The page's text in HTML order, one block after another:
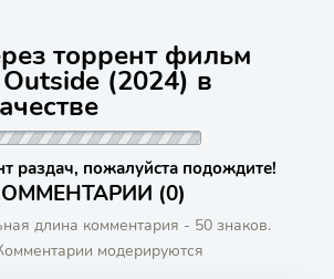
торрент фильм
(2024) в
раздач, пожалуйста подождите!
(0)
длина комментария - 50 знаков.
модерируются